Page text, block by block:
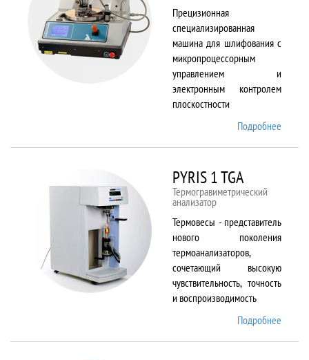
Прецизионная
специализированная
машина для шлифования с
микропроцессорным
управлением и
электронным контролем
плоскостности
Подробнее
PYRIS 1 TGA
Термогравиметрический
анализатор
Термовесы - представитель
нового поколения
термоанализаторов,
сочетающий высокую
чувствительность, точность
и воспроизводимость
Подробнее